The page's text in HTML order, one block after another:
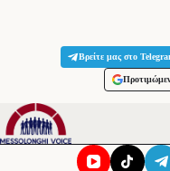
Βρείτε μας στο